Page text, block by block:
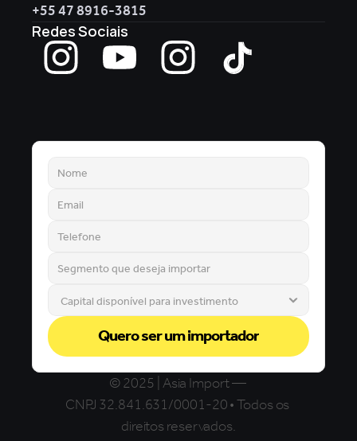
+55 47 8916-3815
Redes Sociais
Quero ser um importador
© 2025 | Asia Import —
CNPJ 32.841.631/0001-20 • Todos os
direitos reservados.